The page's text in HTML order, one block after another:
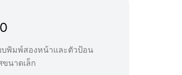
พิมพ์สองหน้าและตัวป้อน
นาดเล็ก